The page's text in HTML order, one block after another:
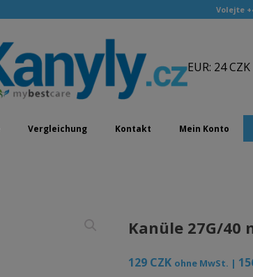
Volejte
EUR: 24 CZK
Vergleichung Kontakt Mein Konto
Kanüle 27G/40
129 CZK ohne MwSt. |